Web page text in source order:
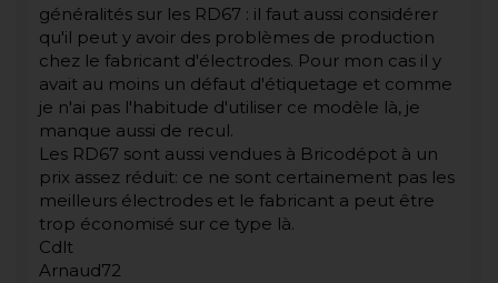
généralités sur les RD67 : il faut aussi considérer
qu'il peut y avoir des problèmes de production
chez le fabricant d'électrodes. Pour mon cas il y
avait au moins un défaut d'étiquetage et comme
je n'ai pas l'habitude d'utiliser ce modèle là, je
manque aussi de recul.
Les RD67 sont aussi vendues à Bricodépot à un
prix assez réduit: ce ne sont certainement pas les
meilleurs électrodes et le fabricant a peut être
trop économisé sur ce type là.
Cdlt
Arnaud72